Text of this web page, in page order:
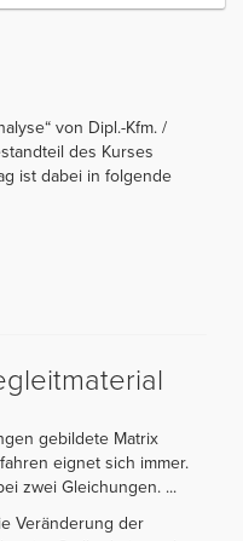
von Dipl.-Kfm. /
des Kurses
ist dabei in folgende
gebildete Matrix
eignet sich immer.
zwei Gleichungen. ...
Veränderung der